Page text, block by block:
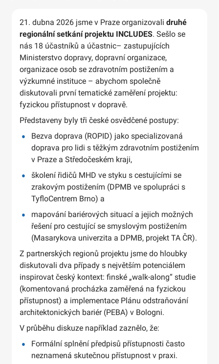
21. dubna 2026 jsme v Praze organizovali druhé
regionální setkání projektu INCLUDES. Sešlo se
nás 18 účastníků a účastnic– zastupujících
Ministerstvo dopravy, dopravní organizace,
organizace osob se zdravotním postižením a
výzkumné instituce – abychom společně
diskutovali první tematické zaměření projektu:
fyzickou přístupnost v dopravě.
Představeny byly tři české osvědčené postupy:
Bezva doprava (ROPID) jako specializovaná
doprava pro lidi s těžkým zdravotním postižením
v Praze a Středočeském kraji,
školení řidičů MHD ve styku s cestujícími se
zrakovým postižením (DPMB ve spolupráci s
TyfloCentrem Brno) a
mapování bariérových situací a jejich možných
řešení pro cestující se smyslovým postižením
(Masarykova univerzita a DPMB, projekt TA ČR).
Z partnerských regionů projektu jsme do hloubky
diskutovali dva případy s největším potenciálem
inspirovat český kontext: finské „walk-along“ studie
(komentovaná procházka zaměřená na fyzickou
přístupnost) a implementace Plánu odstraňování
architektonických bariér (PEBA) v Bologni.
V průběhu diskuze například zaznělo, že:
Formální splnění předpisů přístupnosti často
neznamená skutečnou přístupnost v praxi.